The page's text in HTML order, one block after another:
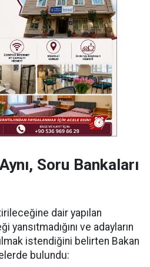
Soru Bankaları
dair yapılan
yansıtmadığını ve adayların
istendiğini belirten Bakan
bulundu: